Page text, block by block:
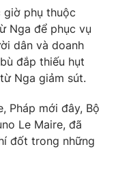
giờ phụ thuộc
Nga để phục vụ
dân và doanh
đắp thiếu hụt
Nga giảm sút.
Pháp mới đây, Bộ
Le Maire, đã
đốt trong những